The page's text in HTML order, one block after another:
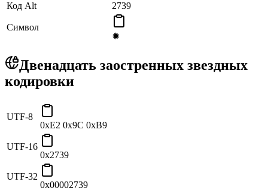
Код Alt
2739
Символ
✹
Двенадцать заостренных звездных
кодировки
UTF-8
0xE2 0x9C 0xB9
UTF-16
0x2739
UTF-32
0x00002739